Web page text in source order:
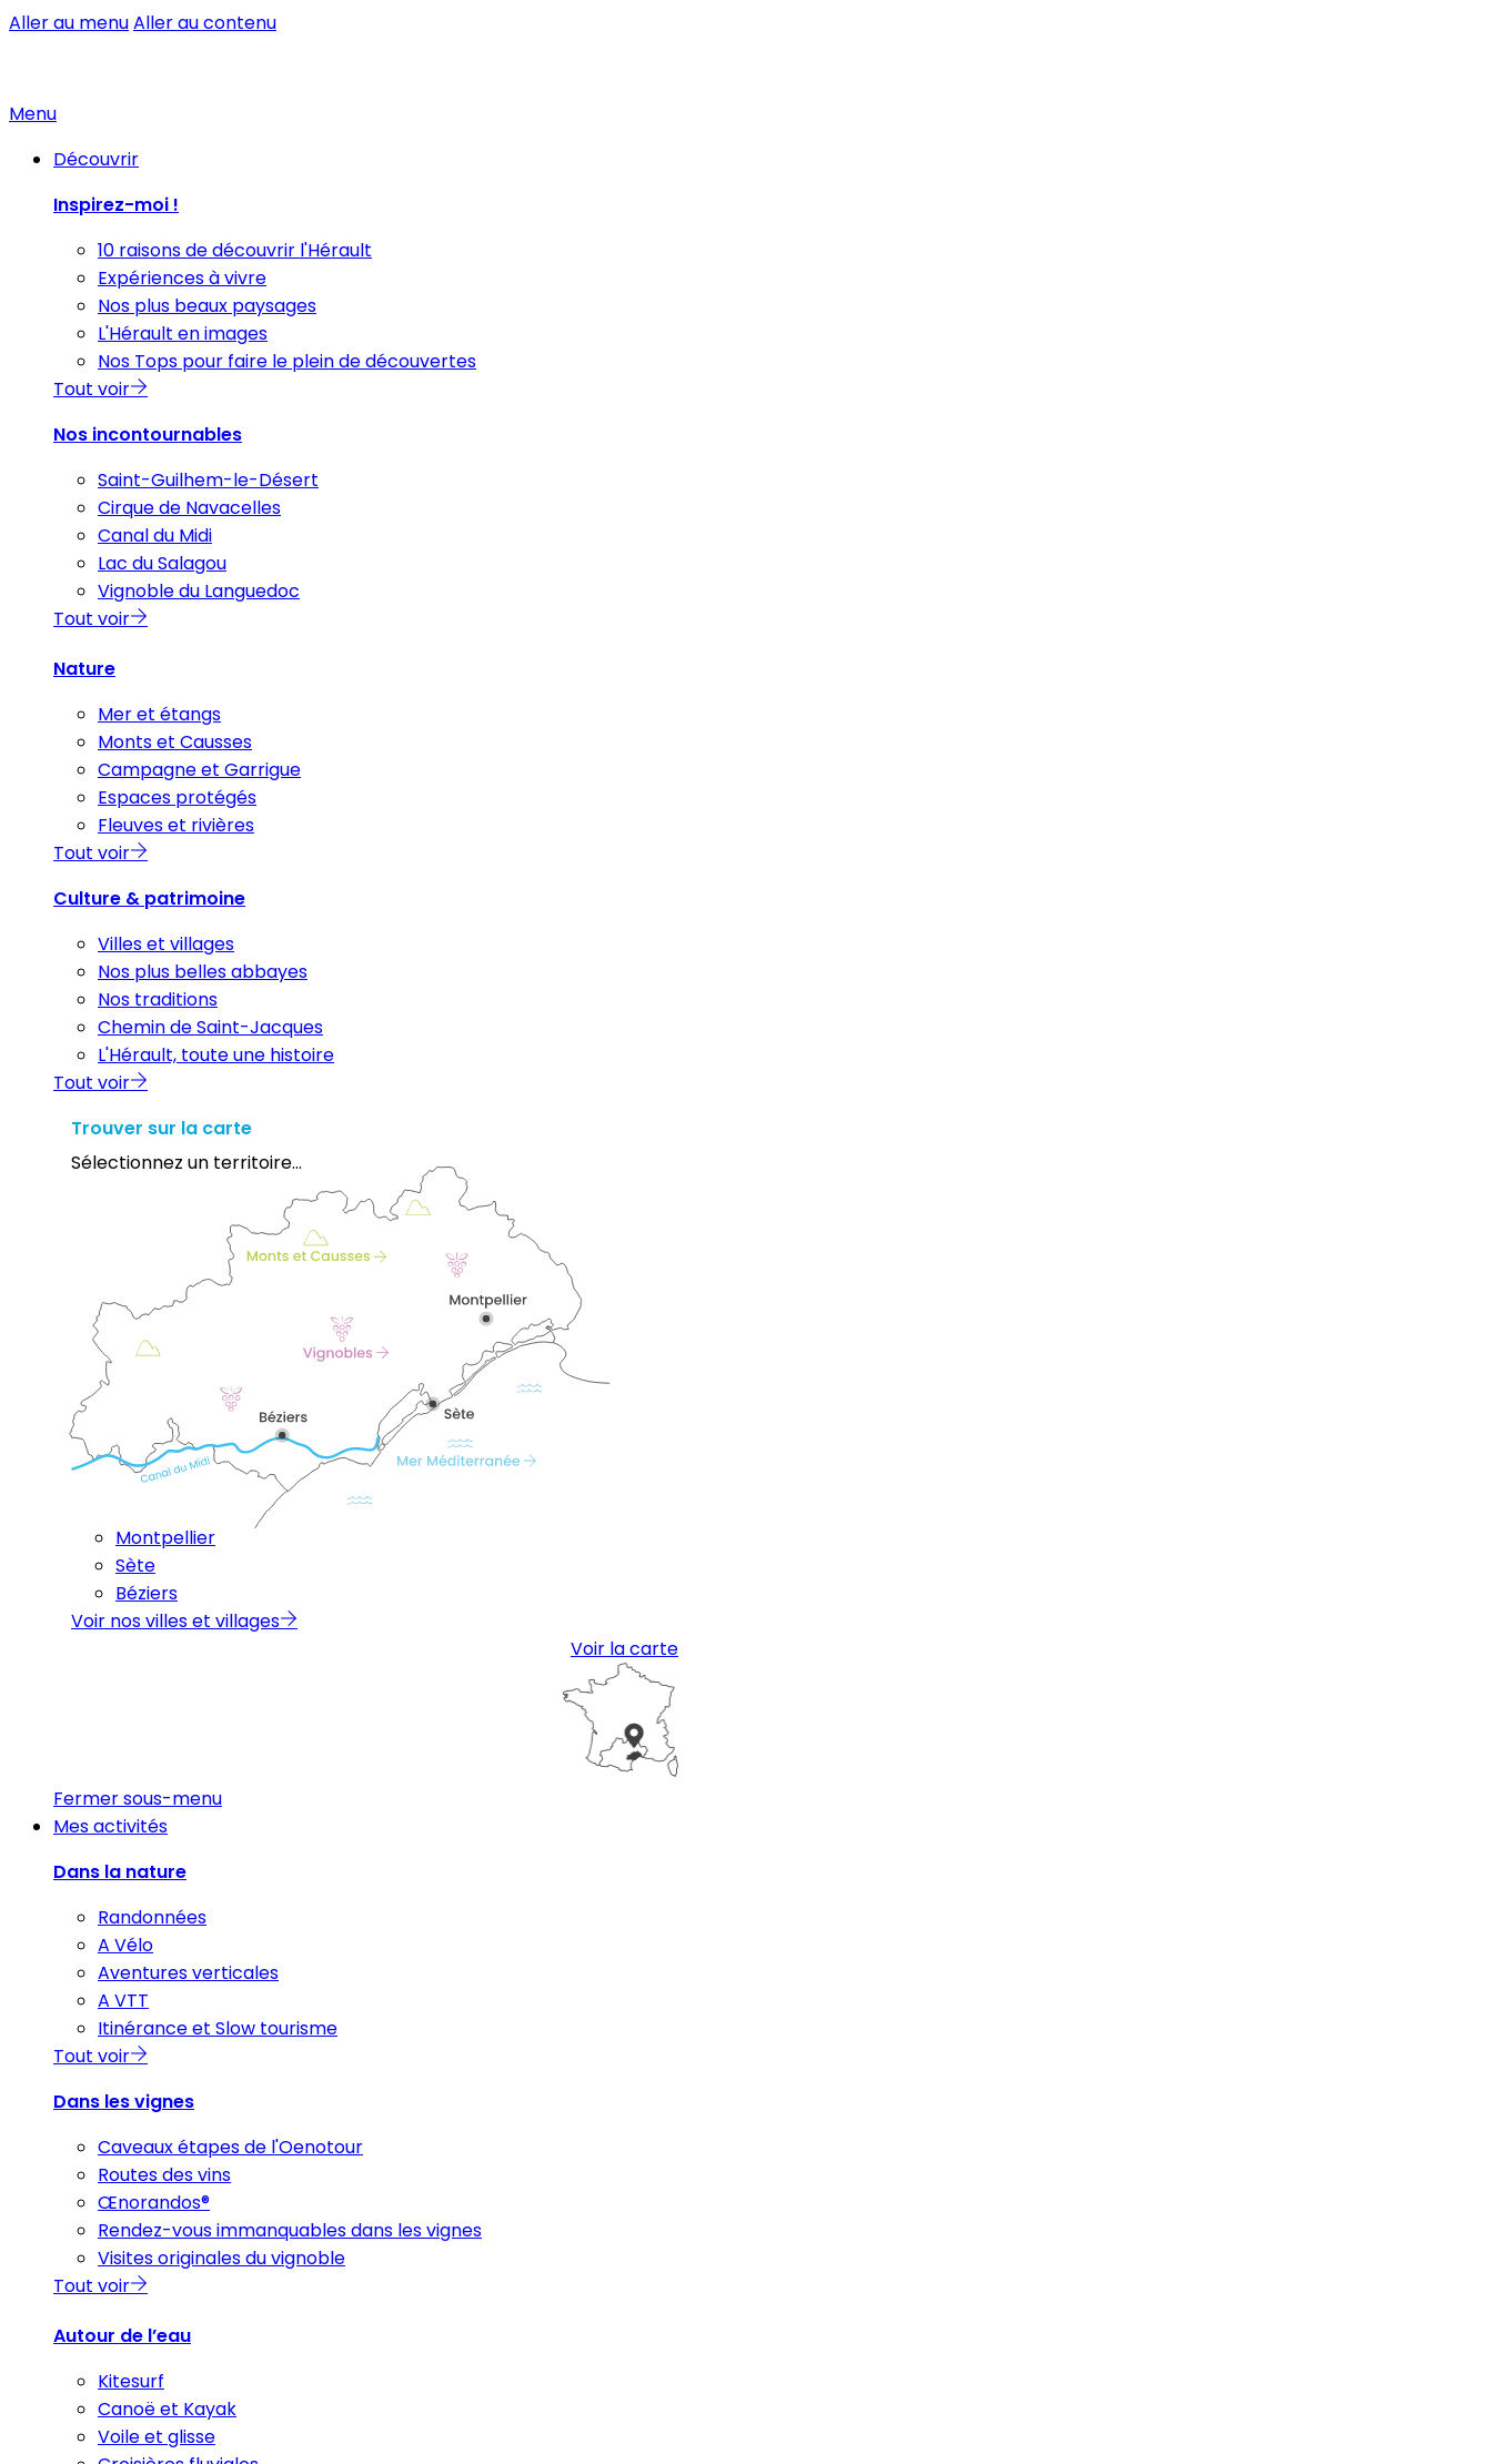
Aller au menuAller au contenu
Menu
Découvrir
Inspirez-moi !
10 raisons de découvrir l'Hérault
Expériences à vivre
Nos plus beaux paysages
L'Hérault en images
Nos Tops pour faire le plein de découvertes
Tout voir
Nos incontournables
Saint-Guilhem-le-Désert
Cirque de Navacelles
Canal du Midi
Lac du Salagou
Vignoble du Languedoc
Tout voir
Nature
Mer et étangs
Monts et Causses
Campagne et Garrigue
Espaces protégés
Fleuves et rivières
Tout voir
Culture & patrimoine
Villes et villages
Nos plus belles abbayes
Nos traditions
Chemin de Saint-Jacques
L'Hérault, toute une histoire
Tout voir
Trouver sur la carte
Sélectionnez un territoire...
Montpellier
Sète
Béziers
Voir nos villes et villages
Voir la carte
Fermer sous-menu
Mes activités
Dans la nature
Randonnées
A Vélo
Aventures verticales
A VTT
Itinérance et Slow tourisme
Tout voir
Dans les vignes
Caveaux étapes de l'Oenotour
Routes des vins
Œnorandos®
Rendez-vous immanquables dans les vignes
Visites originales du vignoble
Tout voir
Autour de l’eau
Kitesurf
Canoë et Kayak
Voile et glisse